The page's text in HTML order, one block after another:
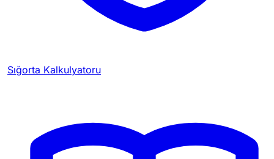
Sığorta Kalkulyatoru